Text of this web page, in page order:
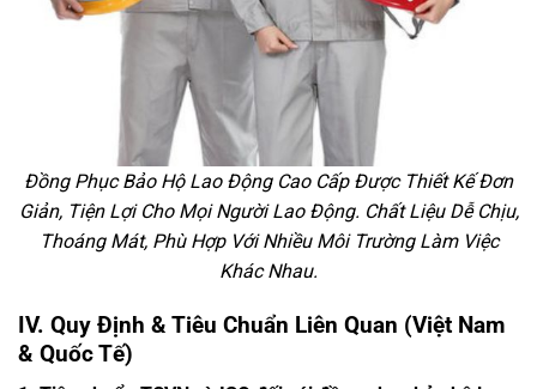
Đồng Phục Bảo Hộ Lao Động Cao Cấp Được Thiết Kế Đơn
Giản, Tiện Lợi Cho Mọi Người Lao Động. Chất Liệu Dễ Chịu,
Thoáng Mát, Phù Hợp Với Nhiều Môi Trường Làm Việc
Khác Nhau.
IV. Quy Định & Tiêu Chuẩn Liên Quan (Việt Nam
& Quốc Tế)